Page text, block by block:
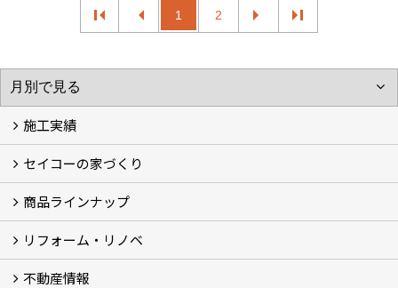
1 2
施工実績
フォトギャラリー
完工事例
お客様の声
セイコーの家づくり
家づくりコンセプト (2)
家づくりの特徴 (16)
□高性能住宅 (4)
□OMソーラーハウス (5)
□55歳からの家づくり
□わざわ座
□快適性 (4)
□光熱費 (3)
家づくりコラム
メンテナンス
商品ラインナップ
モデルハウス「Vita -ヴィータ-」
リノベーション モデルハウス「Crear -クレア-」
平屋の家
建築家とつくる家 (10)
リフォーム・リノベ
セイコーのリフォーム・リノベ
もっと知りたい、セイコーのリフォーム・リノベ
不動産情報